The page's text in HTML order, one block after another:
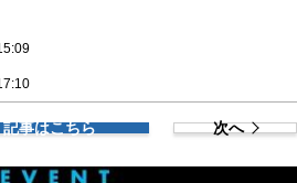
記事はこちら 次へ